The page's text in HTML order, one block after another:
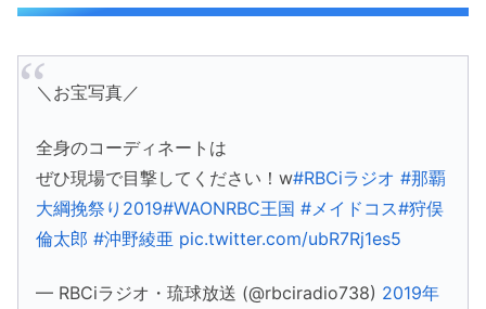
＼お宝写真／
全身のコーディネートは
ぜひ現場で目撃してください！w#RBCiラジオ #那覇
大綱挽祭り2019#WAONRBC王国 #メイドコス#狩俣
倫太郎 #沖野綾亜 pic.twitter.com/ubR7Rj1es5
— RBCiラジオ・琉球放送 (@rbciradio738) 2019年